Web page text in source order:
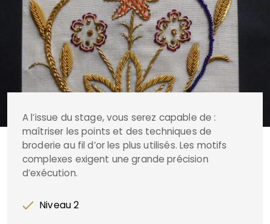
A l’issue du stage, vous serez capable de :
maîtriser les points et des techniques de
broderie au fil d’or les plus utilisés. Les motifs
complexes exigent une grande précision
d’exécution.
Niveau 2